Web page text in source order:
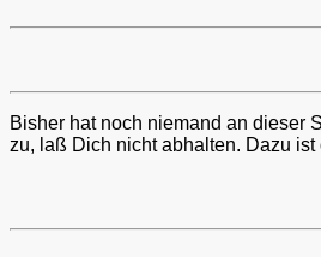
Bisher hat noch niemand an dieser
zu, laß Dich nicht abhalten. Dazu